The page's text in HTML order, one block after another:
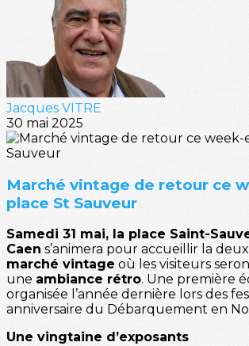
Jacques VITRE
30 mai 2025
Marché vintage de retour ce
place St Sauveur
Samedi 31 mai, la place Saint-
Caen s’animera pour accueillir la
marché vintage où les visiteurs
une ambiance rétro. Une première
organisée l’année dernière lors des
anniversaire du Débarquement en
Une vingtaine d’exposants